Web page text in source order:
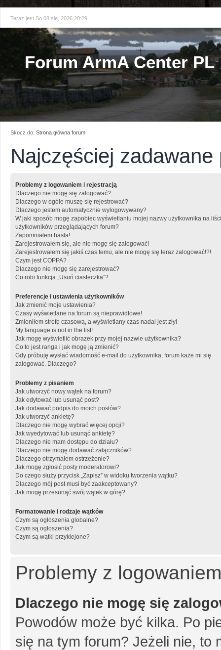
Teraz jest So 08 sie, 2026 20:29
Forum ArmA Center PL
Skocz do: Strona główna forum
Najczęściej zadawane
Problemy z logowaniem i rejestracją
Dlaczego nie mogę się zalogować?
Dlaczego w ogóle muszę się rejestrować?
Dlaczego jestem automatycznie wylogowywany?
W jaki sposób mogę zapobiec wyświetlaniu mojej nazwy użytkownika na
użytkowników przeglądających forum?
Zapomniałem hasła!
Zarejestrowałem się, ale nie mogę się zalogować!
Zarejestrowałem się jakiś czas temu, ale nie mogę się teraz zalogować!?!
Czym jest COPPA?
Dlaczego nie mogę się zarejestrować?
Co robi funkcja „Usuń ciasteczka”?
Preferencje i ustawienia użytkowników
Jak zmienić moje ustawienia?
Czasy wyświetlane na forum są nieprawidłowe!
Zmieniłem strefę czasową, a wyświetlany czas nadal jest zły!
My language is not in the list!
Jak mogę wyświetlić obrazek przy mojej nazwie użytkownika?
Co to jest ranga i jak mogę ją zmienić?
Gdy próbuję wysłać wiadomość e-mail do użytkownika, forum każe mi się
zalogować. Dlaczego?
Problemy z pisaniem
Jak utworzyć nowy wątek na forum?
Jak edytować lub usunąć post?
Jak dodawać podpis do moich postów?
Jak utworzyć ankietę?
Dlaczego nie mogę wybrać więcej opcji?
Jak wyedytować lub usunąć ankietę?
Dlaczego nie mam dostępu do działu?
Dlaczego nie mogę dodawać załączników?
Dlaczego otrzymałem ostrzeżenie?
Jak mogę zgłosić posty moderatorowi?
Do czego służy przycisk „Zapisz” w widoku tworzenia wątku?
Dlaczego mój post musi być zaakceptowany?
Jak mogę przesunąć swój wątek w górę?
Formatowanie i rodzaje wątków
Czym są ogłoszenia globalne?
Czym są ogłoszenia?
Czym są wątki przyklejone?
Problemy z
Dlaczego nie mogę się
Powodów może być kilka. Po
się na tym forum? Jeżeli nie, to